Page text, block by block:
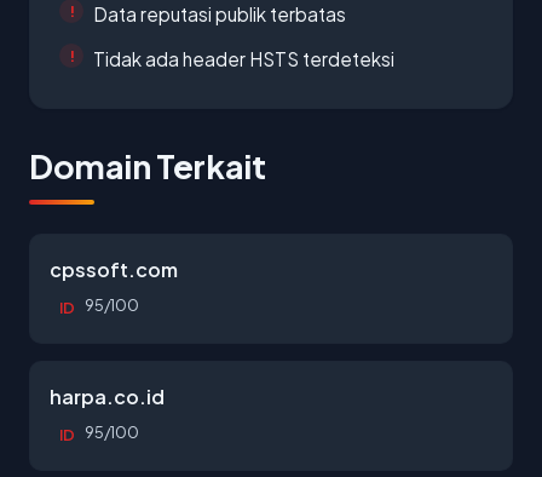
Data reputasi publik terbatas
Tidak ada header HSTS terdeteksi
Domain Terkait
cpssoft.com
ID 95/100
harpa.co.id
ID 95/100